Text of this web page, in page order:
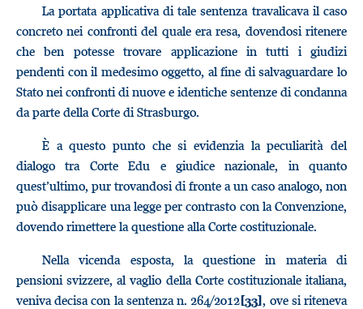
La portata applicativa di tale sentenza travalicava il caso
concreto nei confronti del quale era resa, dovendosi ritenere
che ben potesse trovare applicazione in tutti i giudizi
pendenti con il medesimo oggetto, al fine di salvaguardare lo
Stato nei confronti di nuove e identiche sentenze di condanna
da parte della Corte di Strasburgo.
È a questo punto che si evidenzia la peculiarità del
dialogo tra Corte Edu e giudice nazionale, in quanto
quest’ultimo, pur trovandosi di fronte a un caso analogo, non
può disapplicare una legge per contrasto con la Convenzione,
dovendo rimettere la questione alla Corte costituzionale.
Nella vicenda esposta, la questione in materia di
pensioni svizzere, al vaglio della Corte costituzionale italiana,
veniva decisa con la sentenza n. 264/2012[33], ove si riteneva